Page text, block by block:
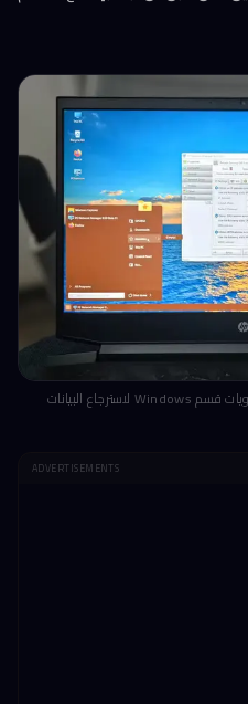
ADVERTISEMENTS